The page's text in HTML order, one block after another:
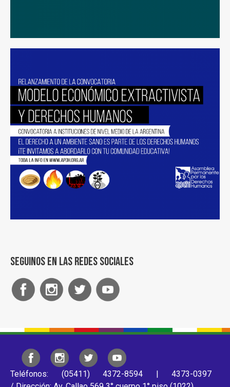
Seguinos en las redes sociales
Teléfonos: (05411) 4372-8594 | 4373-0397